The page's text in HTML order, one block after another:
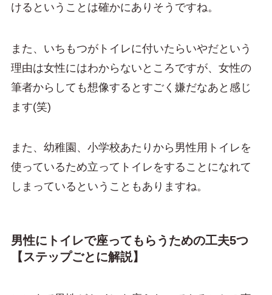
けるということは確かにありそうですね。
また、いちもつがトイレに付いたらいやだという
理由は女性にはわからないところですが、女性の
筆者からしても想像するとすごく嫌だなあと感じ
ます(笑)
また、幼稚園、小学校あたりから男性用トイレを
使っているため立ってトイレをすることになれて
しまっているということもありますね。
男性にトイレで座ってもらうための工夫5つ
【ステップごとに解説】